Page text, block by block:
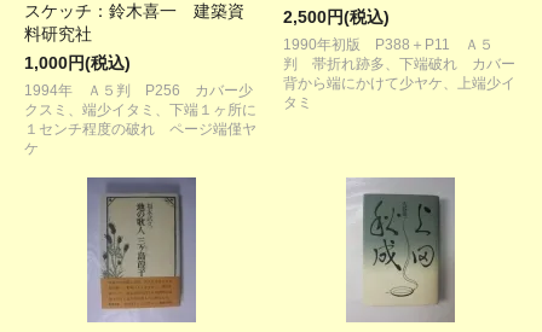
スケッチ：鈴木喜一 建築資
料研究社
1,000円(税込)
1994年 Ａ５判 P256 カバー少
クスミ、端少イタミ、下端１ヶ所に
１センチ程度の破れ ページ端僅ヤ
ケ
2,500円(税込)
1990年初版 P388＋P11 Ａ５
判 帯折れ跡多、下端破れ カバー
背から端にかけて少ヤケ、上端少イ
タミ